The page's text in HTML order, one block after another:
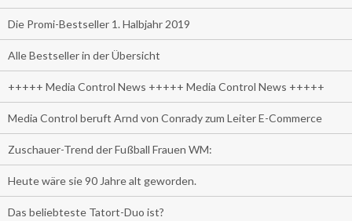
Die Promi-Bestseller 1. Halbjahr 2019
Alle Bestseller in der Übersicht
+++++ Media Control News +++++ Media Control News +++++
Media Control beruft Arnd von Conrady zum Leiter E-Commerce
Zuschauer-Trend der Fußball Frauen WM:
Heute wäre sie 90 Jahre alt geworden.
Das beliebteste Tatort-Duo ist?